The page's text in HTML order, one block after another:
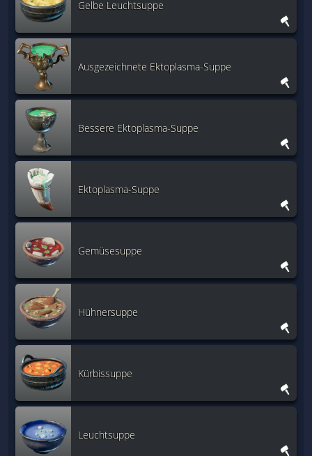
Gelbe Leuchtsuppe
Ausgezeichnete Ektoplasma-Suppe
Bessere Ektoplasma-Suppe
Ektoplasma-Suppe
Gemüsesuppe
Hühnersuppe
Kürbissuppe
Leuchtsuppe